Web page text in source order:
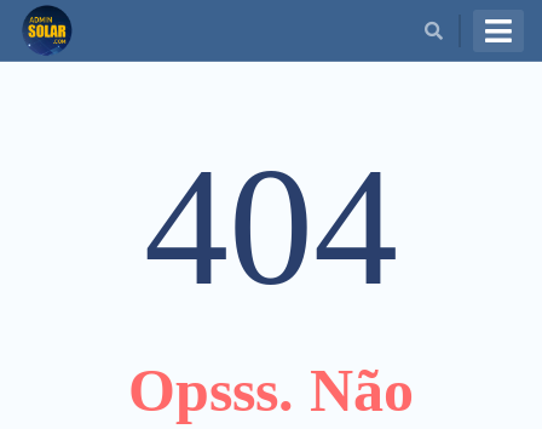
404
Opsss. Não